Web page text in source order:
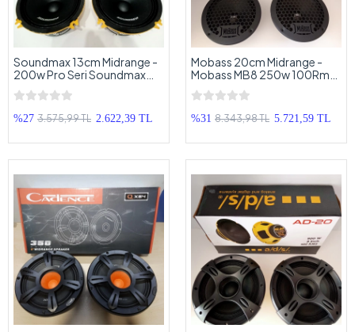
Soundmax 13cm Midrange -
200w Pro Seri Soundmax
Midrange 13cm
%27 3.575,99 TL 2.622,39 TL
Mobass 20cm Midrange -
Mobass MB8 250w 100Rms
Midrange 20cm
%31 8.343,98 TL 5.721,59 TL